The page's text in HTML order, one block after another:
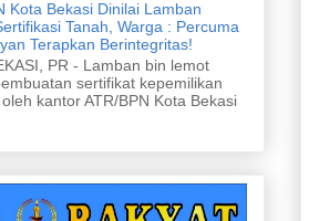
Kota Bekasi Dinilai Lamban
Tanah, Warga : Percuma
Terapkan Berintegritas!
PR - Lamban bin lemot
sertifikat kepemilikan
kantor ATR/BPN Kota Bekasi